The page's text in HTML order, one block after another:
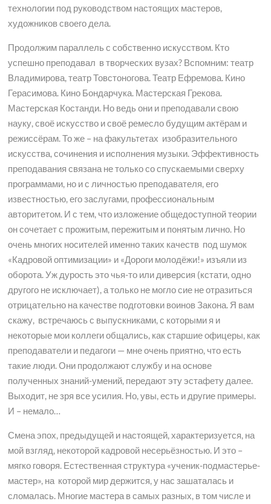
технологии под руководством настоящих мастеров,
художников своего дела.
Продолжим параллель с собственно искусством. Кто
успешно преподавал в творческих вузах? Вспомним: театр
Владимирова, театр Товстоногова. Театр Ефремова. Кино
Герасимова. Кино Бондарчука. Мастерская Грекова.
Мастерская Костанди. Но ведь они и преподавали свою
науку, своё искусство и своё ремесло будущим актёрам и
режиссёрам. То же – на факультетах изобразительного
искусства, сочинения и исполнения музыки. Эффективность
преподавания связана не только со спускаемыми сверху
программами, но и с личностью преподавателя, его
известностью, его заслугами, профессиональным
авторитетом. И с тем, что изложение общедоступной теории
он сочетает с прожитым, пережитым и понятым лично. Но
очень многих носителей именно таких качеств под шумок
«Кадровой оптимизации» и «Дороги молодёжи!» изъяли из
оборота. Уж дурость это чья-то или диверсия (кстати, одно
другого не исключает), а только не могло сие не отразиться
отрицательно на качестве подготовки воинов Закона. Я вам
скажу, встречаюсь с выпускниками, с которыми я и
некоторые мои коллеги общались, как старшие офицеры, как
преподаватели и педагоги — мне очень приятно, что есть
такие люди. Они продолжают службу и на основе
полученных знаний-умений, передают эту эстафету далее.
Выходит, не зря все усилия. Но, увы, есть и другие примеры.
И – немало…
Смена эпох, предыдущей и настоящей, характеризуется, на
мой взгляд, некоторой кадровой несерьёзностью. И это –
мягко говоря. Естественная структура «ученик-подмастерье-
мастер», на которой мир держится, у нас зашаталась и
сломалась. Многие мастера в самых разных, в том числе и